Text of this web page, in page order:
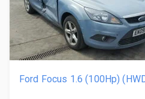
Ford Focus 1.6 (100Hp)